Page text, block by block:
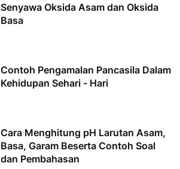
Senyawa Oksida Asam dan Oksida
Basa
Contoh Pengamalan Pancasila Dalam
Kehidupan Sehari - Hari
Cara Menghitung pH Larutan Asam,
Basa, Garam Beserta Contoh Soal
dan Pembahasan